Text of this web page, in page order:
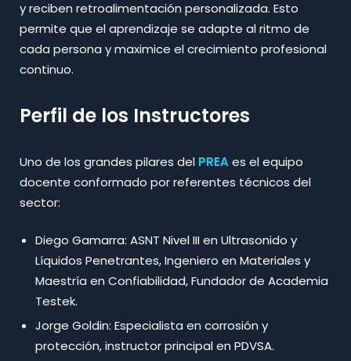
y reciben retroalimentación personalizada. Esto
permite que el aprendizaje se adapte al ritmo de
cada persona y maximice el crecimiento profesional
continuo.
Perfil de los Instructores
Uno de los grandes pilares del PREAes el equipo
docente conformado por referentes técnicos del
sector:
Diego Gamarra: ASNT Nivel III en Ultrasonido y
Líquidos Penetrantes, Ingeniero en Materiales y
Maestría en Confiabilidad, Fundador de Academia
Testek.
Jorge Goldin: Especialista en corrosión y
protección, instructor principal en PDVSA.